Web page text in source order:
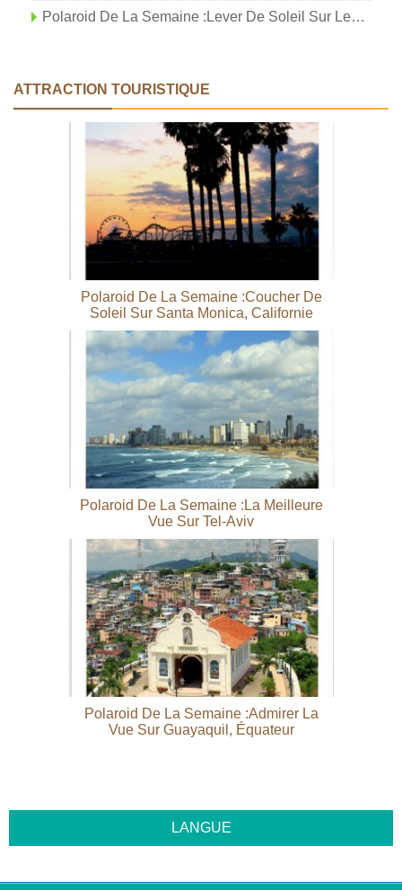
Polaroid De La Semaine :Lever De Soleil Sur Les Marais Salants De Bolivie
ATTRACTION TOURISTIQUE
Polaroid De La Semaine :Coucher De
Soleil Sur Santa Monica, Californie
Polaroid De La Semaine :la Meilleure
Vue Sur Tel-Aviv
Polaroid De La Semaine :admirer La
Vue Sur Guayaquil, Équateur